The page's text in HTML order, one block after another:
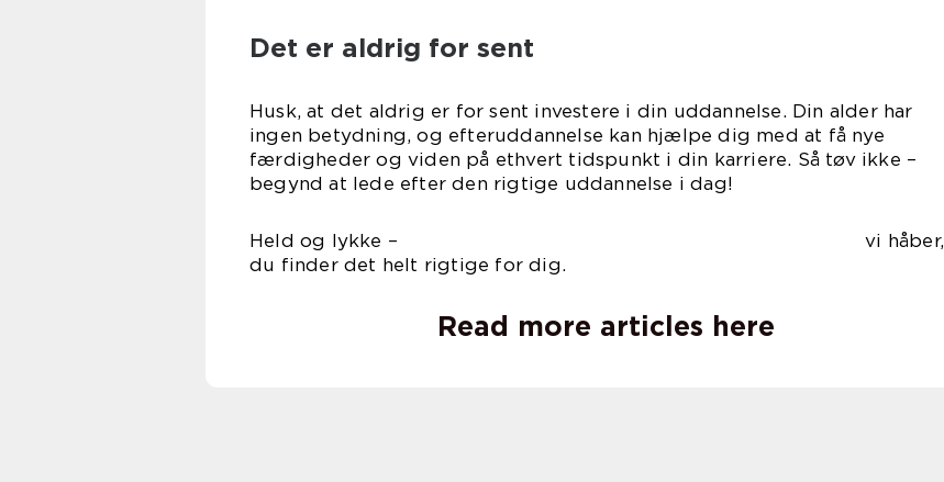
Det er aldrig for sent
Husk, at det aldrig er for sent investere i din uddannelse. Din alder har
ingen betydning, og efteruddannelse kan hjælpe dig med at få nye
færdigheder og viden på ethvert tidspunkt i din karriere. Så tøv ikke –
begynd at lede efter den rigtige uddannelse i dag!
Held og lykke – vi håber,
du finder det helt rigtige for dig.
Read more articles here